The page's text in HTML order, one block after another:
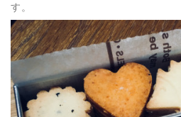
す。